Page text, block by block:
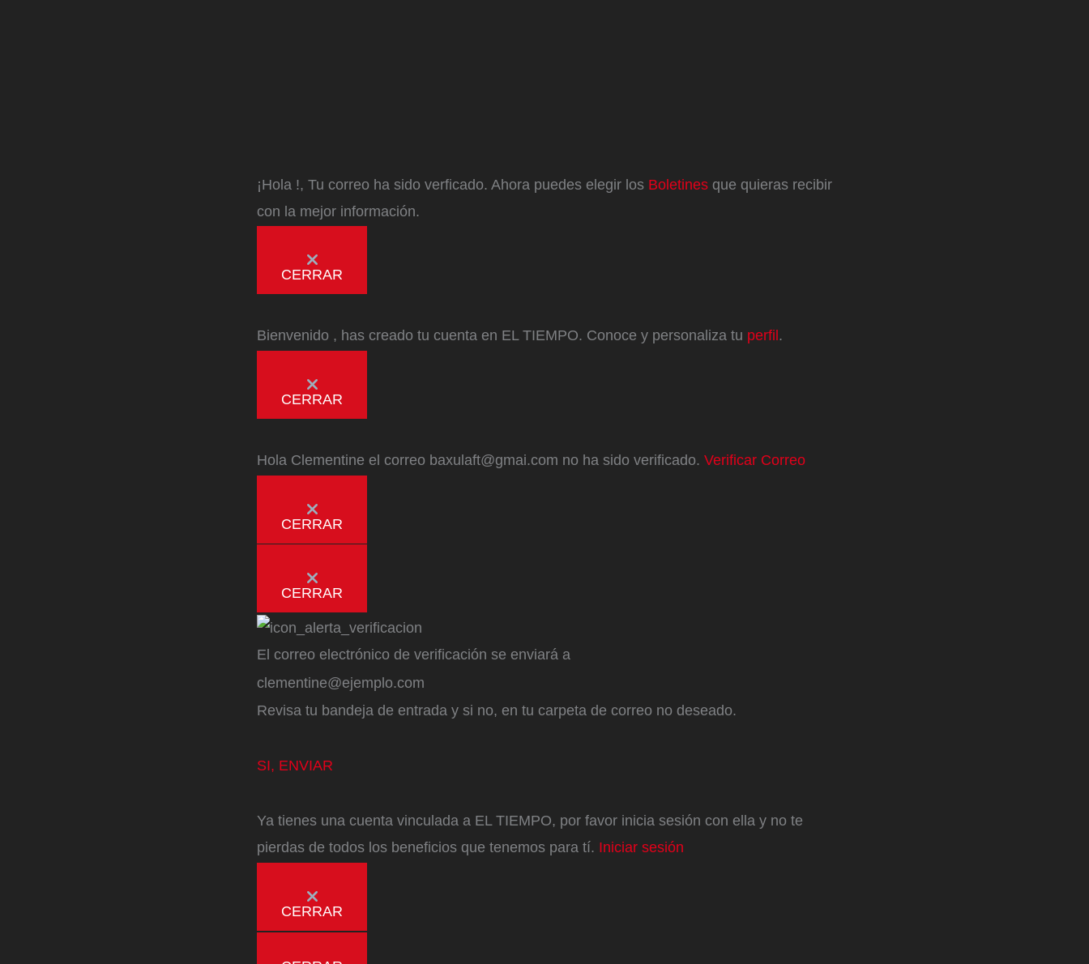
¡Hola !, Tu correo ha sido verficado. Ahora puedes elegir los Boletines que quieras recibir
con la mejor información.
CERRAR
Bienvenido , has creado tu cuenta en EL TIEMPO. Conoce y personaliza tu perfil .
CERRAR
Hola Clementine el correo baxulaft@gmai.com no ha sido verificado. Verificar Correo
CERRAR
CERRAR
El correo electrónico de verificación se enviará a
clementine@ejemplo.com
Revisa tu bandeja de entrada y si no, en tu carpeta de correo no deseado.
SI, ENVIAR
Ya tienes una cuenta vinculada a EL TIEMPO, por favor inicia sesión con ella y no te
pierdas de todos los beneficios que tenemos para tí. Iniciar sesión
CERRAR